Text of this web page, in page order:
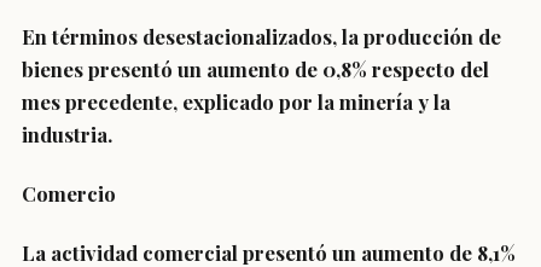
En términos desestacionalizados, la producción de
bienes presentó un aumento de 0,8% respecto del
mes precedente, explicado por la minería y la
industria.
Comercio
La actividad comercial presentó un aumento de 8,1%